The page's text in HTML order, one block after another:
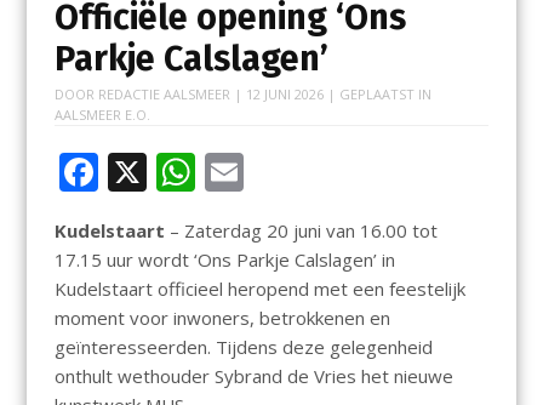
Officiële opening ‘Ons
Parkje Calslagen’
DOOR REDACTIE AALSMEER | 12 JUNI 2026| GEPLAATST IN
AALSMEER E.O.
F
ac
e
b
o
o
X W
at
s
A
p
E
ai
l
Kudelstaart – Zaterdag 20 juni van 16.00 tot
17.15 uur wordt ‘Ons Parkje Calslagen’ in
Kudelstaart officieel heropend met een feestelijk
moment voor inwoners, betrokkenen en
geïnteresseerden. Tijdens deze gelegenheid
onthult wethouder Sybrand de Vries het nieuwe